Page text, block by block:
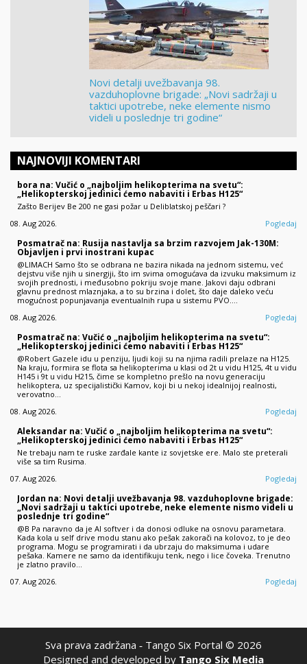
Novi detalji uvežbavanja 98.
vazduhoplovne brigade: „Novi sadržaji u
taktici upotrebe, neke elemente nismo
videli u poslednje tri godine“
NAJNOVIJI KOMENTARI
bora na: Vučić o „najboljim helikopterima na svetu“:
„Helikopterskoj jedinici ćemo nabaviti i Erbas H125“
Zašto Berijev Be 200 ne gasi požar u Deliblatskoj peščari ?
08. Aug 2026.
Pogledaj
Posmatrač na: Rusija nastavlja sa brzim razvojem Jak-130M:
Objavljen i prvi inostrani kupac
@LIMACH Samo što se odbrana ne bazira nikada na jednom sistemu, već
dejstvu više njih u sinergiji, što im svima omogućava da izvuku maksimum iz
svojih prednosti, i međusobno pokriju svoje mane. Jakovi daju odbrani
glavnu prednost mlaznjaka, a to su brzina i dolet, što daje daleko veću
mogućnost popunjavanja eventualnih rupa u sistemu PVO.…
08. Aug 2026.
Pogledaj
Posmatrač na: Vučić o „najboljim helikopterima na svetu“:
„Helikopterskoj jedinici ćemo nabaviti i Erbas H125“
@Robert Gazele idu u penziju, ljudi koji su na njima radili prelaze na H125.
Na kraju, formira se flota sa helikopterima u klasi od 2t u vidu H125, 4t u vidu
H145 i 9t u vidu H215, čime se kompletno prešlo na novu generaciju
helikoptera, uz specijalistički Kamov, koji bi u nekoj idealnijoj realnosti,
verovatno…
08. Aug 2026.
Pogledaj
Aleksandar na: Vučić o „najboljim helikopterima na svetu“:
„Helikopterskoj jedinici ćemo nabaviti i Erbas H125“
Ne trebaju nam te ruske zarđale kante iz sovjetske ere. Malo ste preterali
više sa tim Rusima.
07. Aug 2026.
Pogledaj
Jordan na: Novi detalji uvežbavanja 98. vazduhoplovne brigade:
„Novi sadržaji u taktici upotrebe, neke elemente nismo videli u
poslednje tri godine“
@B Pa naravno da je AI softver i da donosi odluke na osnovu parametara.
Kada kola u self drive modu stanu ako pešak zakorači na kolovoz, to je deo
programa. Mogu se programirati i da ubrzaju do maksimuma i udare
pešaka. Kamere ne samo da identifikuju tenk, nego i lice čoveka. Trenutno
je zlatno pravilo…
07. Aug 2026.
Pogledaj
Sva prava zadržana ‐ Tango Six Portal © 2026
Designed and developed by Tango Six Media